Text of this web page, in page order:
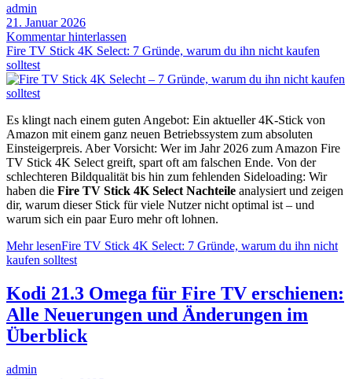
admin
21. Januar 2026
Kommentar hinterlassen
Fire TV Stick 4K Select: 7 Gründe, warum du ihn nicht kaufen
solltest
Es klingt nach einem guten Angebot: Ein aktueller 4K-Stick von
Amazon mit einem ganz neuen Betriebssystem zum absoluten
Einsteigerpreis. Aber Vorsicht: Wer im Jahr 2026 zum Amazon Fire
TV Stick 4K Select greift, spart oft am falschen Ende. Von der
schlechteren Bildqualität bis hin zum fehlenden Sideloading: Wir
haben die Fire TV Stick 4K Select Nachteile analysiert und zeigen
dir, warum dieser Stick für viele Nutzer nicht optimal ist – und
warum sich ein paar Euro mehr oft lohnen.
Mehr lesenFire TV Stick 4K Select: 7 Gründe, warum du ihn nicht
kaufen solltest
Kodi 21.3 Omega für Fire TV erschienen:
Alle Neuerungen und Änderungen im
Überblick
admin